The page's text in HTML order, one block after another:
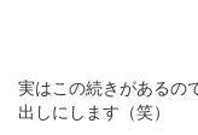
実はこの続きがあるの
出しにします（笑）